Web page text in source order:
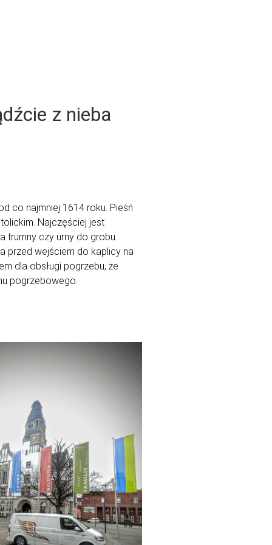
z nieba
co najmniej 1614 roku. Pieśń
Najczęściej jest
trumny czy urny do grobu.
przed wejściem do kaplicy na
dla obsługi pogrzebu, że
pogrzebowego.